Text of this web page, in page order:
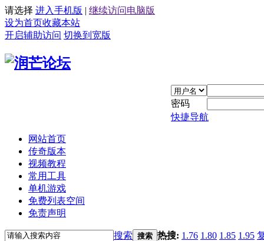
请选择 进入手机版 | 继续访问电脑版
设为首页收藏本站
开启辅助访问 切换到宽版
密码
快捷导航
网站首页
传奇版本
视频教程
常用工具
单机游戏
免费列表空间
免责声明
搜索 搜索 热搜: 1.76 1.80 1.85 1.95